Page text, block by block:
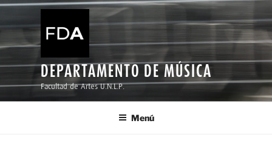
Ir
DEPARTAMENTO DE MÚSICA
Facultad de Artes U.N.L.P.
Menú